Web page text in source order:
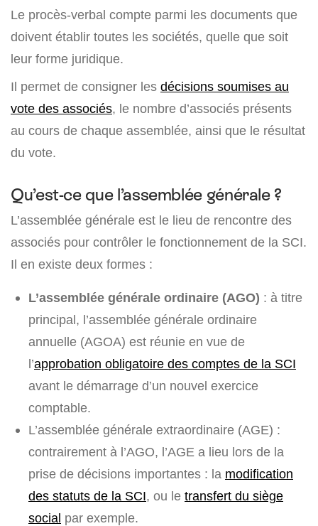
Le procès-verbal compte parmi les documents que
doivent établir toutes les sociétés, quelle que soit
leur forme juridique.
Il permet de consigner les décisions soumises au
vote des associés, le nombre d’associés présents
au cours de chaque assemblée, ainsi que le résultat
du vote.
Qu’est-ce que l’assemblée générale ?
L’assemblée générale est le lieu de rencontre des
associés pour contrôler le fonctionnement de la SCI.
Il en existe deux formes :
L’assemblée générale ordinaire (AGO) : à titre
principal, l’assemblée générale ordinaire
annuelle (AGOA) est réunie en vue de
l’approbation obligatoire des comptes de la SCI
avant le démarrage d’un nouvel exercice
comptable.
L’assemblée générale extraordinaire (AGE) :
contrairement à l’AGO, l’AGE a lieu lors de la
prise de décisions importantes : la modification
des statuts de la SCI, ou le transfert du siège
social par exemple.